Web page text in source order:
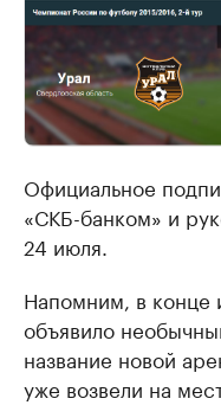
Официальное
«СКБ-банком» и
24 июля.
Напомним, в конце
объявило
название новой
уже возвели на